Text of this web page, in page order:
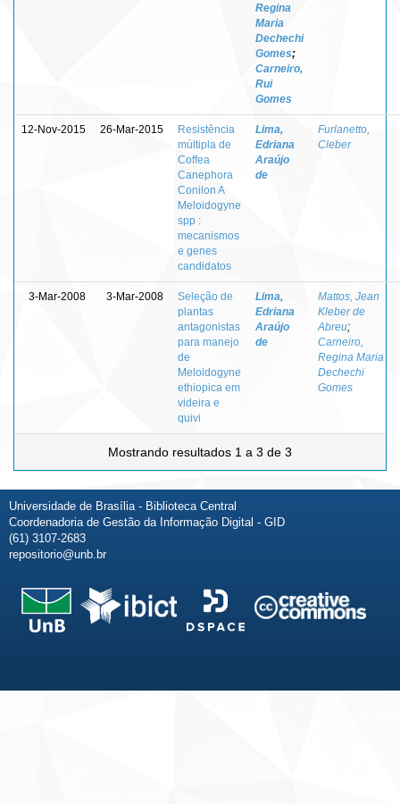
Regina
Maria
Dechechi
Gomes;
Carneiro,
Rui
Gomes
12-Nov-2015 26-Mar-2015
Resistência
múltipla de
Coffea
Canephora
Conilon A
Meloidogyne
spp :
mecanismos
e genes
candidatos
Lima,
Edriana
Araújo
de
Furlanetto,
Cleber
3-Mar-2008 3-Mar-2008
Seleção de
plantas
antagonistas
para manejo
de
Meloidogyne
ethiopica em
videira e
quivi
Lima,
Edriana
Araújo
de
Mattos, Jean
Kleber de
Abreu;
Carneiro,
Regina Maria
Dechechi
Gomes
Mostrando resultados 1 a 3 de 3
Universidade de Brasília - Biblioteca Central
Coordenadoria de Gestão da Informação Digital - GID
(61) 3107-2683
repositorio@unb.br